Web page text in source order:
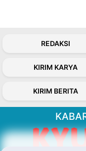
REDAKSI
KIRIM KARYA
KIRIM BERITA